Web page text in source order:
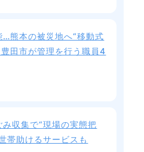
熊本の被災地へ“移動式
田市が管理を行う職員4
収集で“現場の実態把
帯助けるサービスも